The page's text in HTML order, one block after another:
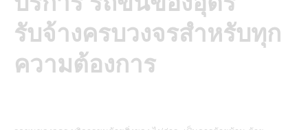
รับจ้างครบวงจรสำหรับทุก
ความต้องการ